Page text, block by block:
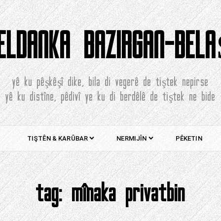
BAZIRGAN-
yê ku pêşkêşî dike, bila di vegerê de tiştek nepirse
yê ku distîne, pêdivî ye ku di berdêlê de tiştek ne bide
TIŞTÊN & KARÛBAR NERMIJÎN PÊKETIN
tag:mînaka privatbin